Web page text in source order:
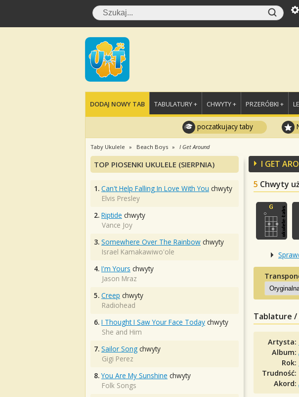
DODAJ NOWY TAB TABULATURY + CHWYTY + PRZERÓBKI +
poczatkujacy taby
Taby Ukulele Beach Boys I Get Around
I GET
5 Chwyty
Tablature /
Artysta:
Album:
Rok:
Trudność:
Akord:
TOP PIOSENKI UKULELE (SIERPNIA)
1. Can't Help Falling In Love With You chwyty
Elvis Presley
2. Riptide chwyty
Vance Joy
3. Somewhere Over The Rainbow chwyty
Israel Kamakawiwo'ole
4. I'm Yours chwyty
Jason Mraz
5. Creep chwyty
Radiohead
6. I Thought I Saw Your Face Today chwyty
She and Him
7. Sailor Song chwyty
Gigi Perez
8. You Are My Sunshine chwyty
Folk Songs